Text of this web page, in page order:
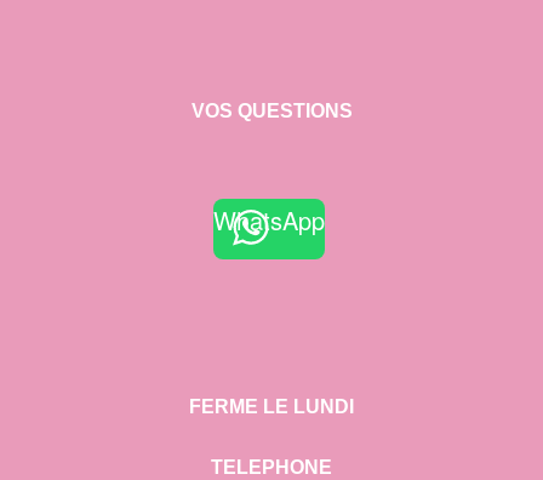
VOS QUESTIONS
WhatsApp
FERME LE LUNDI
TELEPHONE